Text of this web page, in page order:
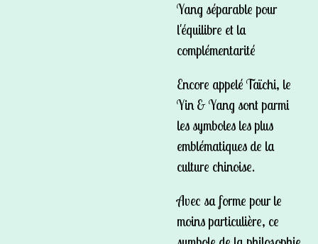
Yang séparable pour
l'équilibre et la
complémentarité
Encore appelé Taïchi, le
Yin & Yang sont parmi
les symboles les plus
emblématiques de la
culture chinoise.
Avec sa forme pour le
moins particulière, ce